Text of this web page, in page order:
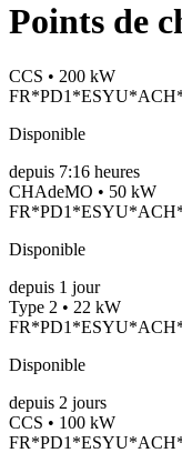
Points de
CCS • 200 kW
Disponible
depuis 7:16 heures
CHAdeMO • 50 kW
Disponible
depuis 1 jour
Type 2 • 22 kW
Disponible
depuis 2 jours
CCS • 100 kW